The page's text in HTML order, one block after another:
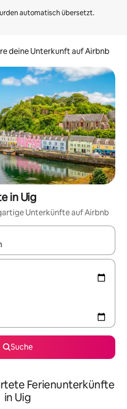
deine Unterkunft auf Airbnb
in Uig
Unterkünfte auf Airbnb
sind, navigiere mit den
Suche
Ferienunterkünfte
in Uig